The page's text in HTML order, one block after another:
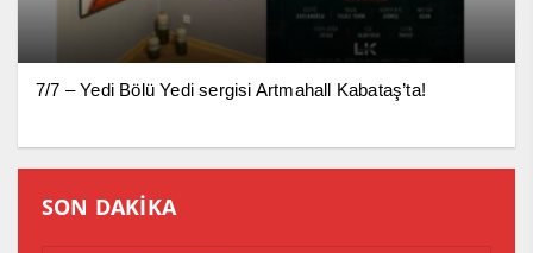
7/7 – Yedi Bölü Yedi sergisi Artmahall Kabataş’ta!
SON DAKİKA